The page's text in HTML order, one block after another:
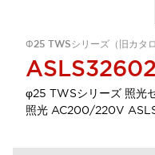
Φ25 TWSシリーズ（旧カタロ
φ25 TWSシリーズ 照光
照光 AC200/220V